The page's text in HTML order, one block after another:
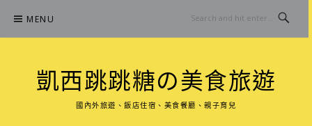
content
MENU
凱西跳跳糖の美食旅遊
國內外旅遊、飯店住宿、美食餐廳、親子育兒